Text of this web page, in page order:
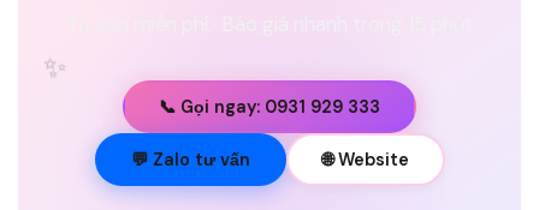
✨
💐
📞 Gọi ngay: 0931 929 333
💬 Zalo tư vấn 🌐 Website